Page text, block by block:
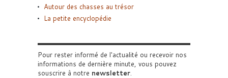
Autour des chasses au trésor
La petite encyclopédie
Pour rester informé de l'actualité ou recevoir nos
informations de dernière minute, vous pouvez
souscrire à notre newsletter.